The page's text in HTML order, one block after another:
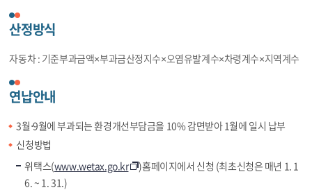
산정방식
자동차 : 기준부과금액×부과금산정지수×오염유발계수×차령계수×지역계수
연납안내
3월⋅9월에 부과되는 환경개선부담금을 10% 감면받아 1월에 일시 납부
신청방법
위택스(www.wetax.go.kr
)홈페이지에서 신청 (최초신청은 매년 1. 1
6. ~ 1. 31.)